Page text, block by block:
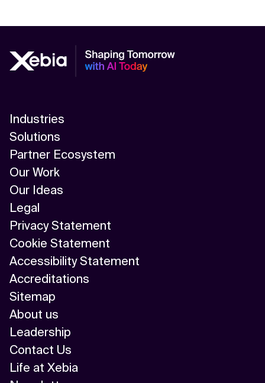
Industries
Solutions
Partner Ecosystem
Our Work
Our Ideas
Legal
Privacy Statement
Cookie Statement
Accessibility Statement
Accreditations
Sitemap
About us
Leadership
Contact Us
Life at Xebia